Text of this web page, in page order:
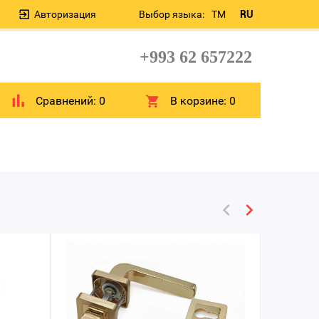
Выбор языка: TM RU
Авторизация
+993 62 657222
Сравнений: 0 В корзине:0